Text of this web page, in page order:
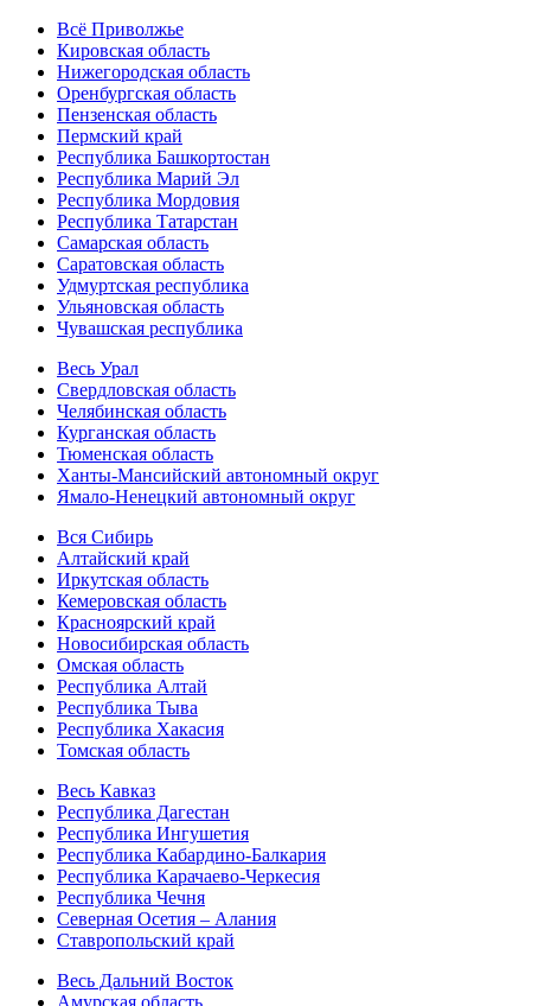
Всё Приволжье
Кировская область
Нижегородская область
Оренбургская область
Пензенская область
Пермский край
Республика Башкортостан
Республика Марий Эл
Республика Мордовия
Республика Татарстан
Самарская область
Саратовская область
Удмуртская республика
Ульяновская область
Чувашская республика
Весь Урал
Свердловская область
Челябинская область
Курганская область
Тюменская область
Ханты-Мансийский автономный округ
Ямало-Ненецкий автономный округ
Вся Сибирь
Алтайский край
Иркутская область
Кемеровская область
Красноярский край
Новосибирская область
Омская область
Республика Алтай
Республика Тыва
Республика Хакасия
Томская область
Весь Кавказ
Республика Дагестан
Республика Ингушетия
Республика Кабардино-Балкария
Республика Карачаево-Черкесия
Республика Чечня
Северная Осетия – Алания
Ставропольский край
Весь Дальний Восток
Амурская область